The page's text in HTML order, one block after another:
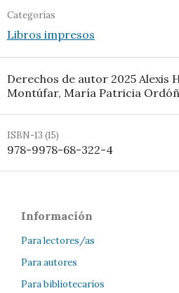
Categorías
Libros impresos
Derechos de autor 2025 Alexis
Montúfar, María Patricia
ISBN-13 (15)
978-9978-68-322-4
Información
Para lectores/as
Para autores
Para bibliotecarios